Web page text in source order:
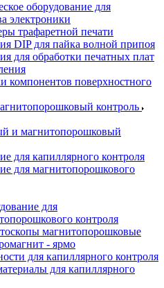
оборудование для
электроники
трафаретной печати
DIP для пайка волной припоя
для обработки печатных плат
компонентов поверхностного
контроль
и магнитопорошковый
для капиллярного контроля
для магнитопорошкового
для
контроля
магнитопорошковые
- ярмо
для капиллярного контроля
для капиллярного